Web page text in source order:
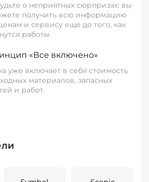
о неприятных сюрпризах: вы
получить всю информацию
и сервису еще до того, как
работы.
«Все включено»
уже включает в себя стоимость
материалов, запасных
и работ.